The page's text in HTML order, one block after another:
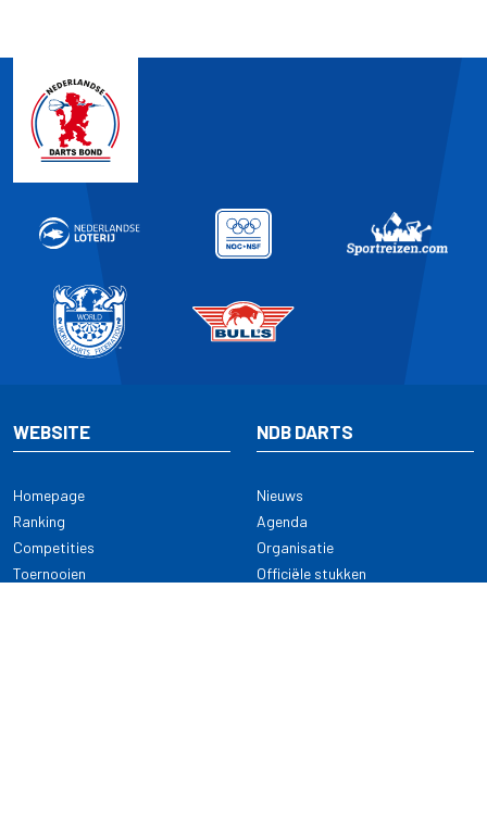
WEBSITE
Homepage
Ranking
Competities
Toernooien
NDB DARTS
Nieuws
Agenda
Organisatie
Officiële stukken